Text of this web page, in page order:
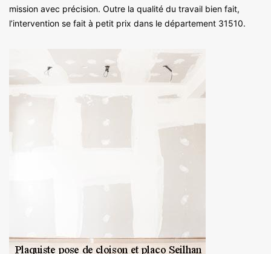
mission avec précision. Outre la qualité du travail bien fait,
l’intervention se fait à petit prix dans le département 31510.